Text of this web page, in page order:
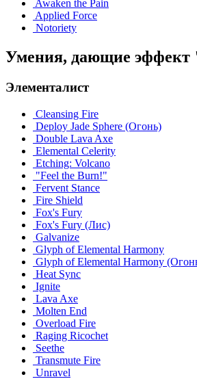
Awaken the Pain
Applied Force
Notoriety
Умения, дающие
Элементалист
Cleansing Fire
Deploy Jade Sphere (Огонь)
Double Lava Axe
Elemental Celerity
Etching: Volcano
"Feel the Burn!"
Fervent Stance
Fire Shield
Fox's Fury
Fox's Fury (Лис)
Galvanize
Glyph of Elemental Harmony
Glyph of Elemental Harmony
Heat Sync
Ignite
Lava Axe
Molten End
Overload Fire
Raging Ricochet
Seethe
Transmute Fire
Unravel